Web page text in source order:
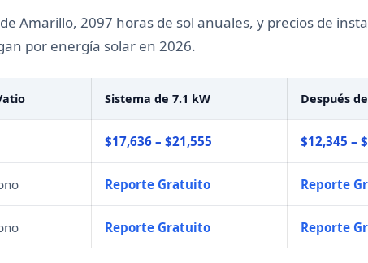
Amarillo, 2097 horas de sol anuales, y precios de
por energía solar en 2026.
Sistema de 7.1 kW Después
$17,636 – $21,555 $12,345 –
Reporte Gratuito Reporte
Reporte Gratuito Reporte